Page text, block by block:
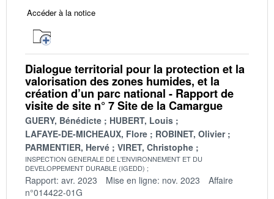
Accéder à la notice
Dialogue territorial pour la protection et la
valorisation des zones humides, et la
création d’un parc national - Rapport de
visite de site n° 7 Site de la Camargue
GUERY, Bénédicte
HUBERT, Louis
LAFAYE-DE-MICHEAUX, Flore
ROBINET, Olivier
PARMENTIER, Hervé
VIRET, Christophe
INSPECTION GENERALE DE L'ENVIRONNEMENT ET DU
DEVELOPPEMENT DURABLE (IGEDD)
Rapport: avr. 2023 Mise en ligne: nov. 2023
Affaire
n°014422-01G